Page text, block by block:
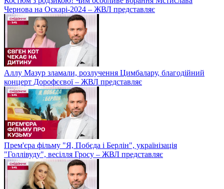
Чернова на Оскарі-2024 – ЖВЛ представляє
Аллу Мазур зламали, розлучення Цимбалару, благодійний
концерт Дорофєєвої – ЖВЛ представляє
Прем'єра фільму "Я, Побєда і Берлін", українізація
"Голлівуду", весілля Гросу – ЖВЛ представляє